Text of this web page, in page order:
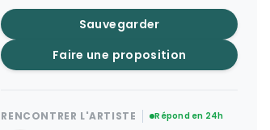
Sauvegarder
Faire une proposition
RENCONTRER L'ARTISTE Répond en 24h